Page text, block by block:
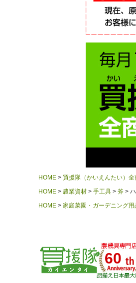
HOME 買援隊（かいえんたい）
HOME
農業資材 手工具 斧
HOME
家庭菜園・ガーデニング用
60